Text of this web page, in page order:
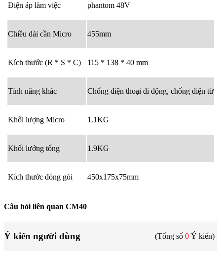
Điện áp làm việc phantom 48V
Chiều dài cần Micro 455mm
Kích thước (R * S * C) 115 * 138 * 40 mm
Tính năng khác Chống điện thoại di động, chống điện từ
Khối lượng Micro 1.1KG
Khối lưởng tổng 1.9KG
Kích thước đóng gói 450x175x75mm
Câu hỏi liên quan CM40
Ý kiến người dùng (Tổng số 0 Ý kiến)